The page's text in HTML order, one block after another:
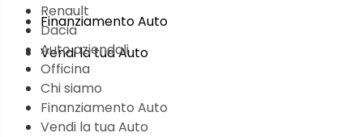
Finanziamento Auto
Vendi la tua Auto
Renault
Dacia
Auto aziendali
Officina
Chi siamo
Finanziamento Auto
Vendi la tua Auto